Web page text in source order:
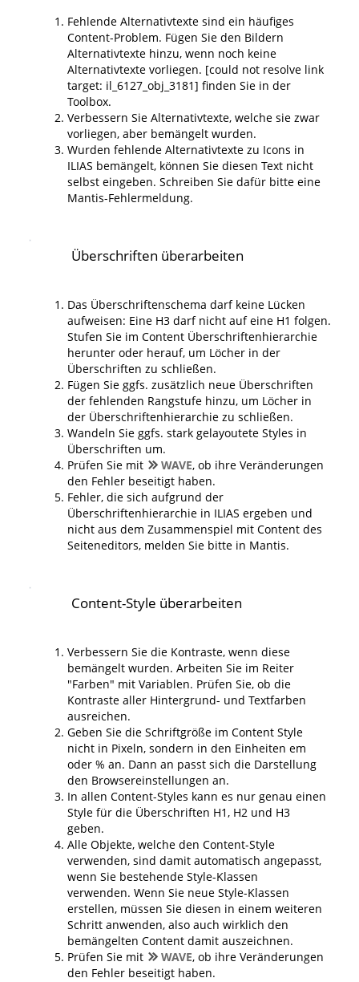
Fehlende Alternativtexte sind ein häufiges
Content-Problem. Fügen Sie den Bildern
Alternativtexte hinzu, wenn noch keine
Alternativtexte vorliegen. [could not resolve link
target: il_6127_obj_3181] finden Sie in der
Toolbox.
Verbessern Sie Alternativtexte, welche sie zwar
vorliegen, aber bemängelt wurden.
Wurden fehlende Alternativtexte zu Icons in
ILIAS bemängelt, können Sie diesen Text nicht
selbst eingeben. Schreiben Sie dafür bitte eine
Mantis-Fehlermeldung.
Überschriften überarbeiten
Das Überschriftenschema darf keine Lücken
aufweisen: Eine H3 darf nicht auf eine H1 folgen.
Stufen Sie im Content Überschriftenhierarchie
herunter oder herauf, um Löcher in der
Überschriften zu schließen.
Fügen Sie ggfs. zusätzlich neue Überschriften
der fehlenden Rangstufe hinzu, um Löcher in
der Überschriftenhierarchie zu schließen.
Wandeln Sie ggfs. stark gelayoutete Styles in
Überschriften um.
Prüfen Sie mit
WAVE, ob ihre Veränderungen
den Fehler beseitigt haben.
Fehler, die sich aufgrund der
Überschriftenhierarchie in ILIAS ergeben und
nicht aus dem Zusammenspiel mit Content des
Seiteneditors, melden Sie bitte in Mantis.
Content-Style überarbeiten
Verbessern Sie die Kontraste, wenn diese
bemängelt wurden. Arbeiten Sie im Reiter
"Farben" mit Variablen. Prüfen Sie, ob die
Kontraste aller Hintergrund- und Textfarben
ausreichen.
Geben Sie die Schriftgröße im Content Style
nicht in Pixeln, sondern in den Einheiten em
oder % an. Dann an passt sich die Darstellung
den Browsereinstellungen an.
In allen Content-Styles kann es nur genau einen
Style für die Überschriften H1, H2 und H3
geben.
Alle Objekte, welche den Content-Style
verwenden, sind damit automatisch angepasst,
wenn Sie bestehende Style-Klassen
verwenden. Wenn Sie neue Style-Klassen
erstellen, müssen Sie diesen in einem weiteren
Schritt anwenden, also auch wirklich den
bemängelten Content damit auszeichnen.
Prüfen Sie mit
WAVE, ob ihre Veränderungen
den Fehler beseitigt haben.